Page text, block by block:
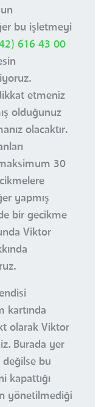
bu işletmeyi
616 43 00
etmeniz
olduğunuz
olacaktır.
30
yapmış
bir gecikme
Viktor
kartında
olarak Viktor
Burada yer
bu
kapattığı
yönetilmediği